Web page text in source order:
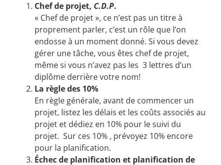
Chef de projet, C.D.P.
« Chef de projet », ce n’est pas un titre à
proprement parler, c’est un rôle que l’on
endosse à un moment donné. Si vous devez
gérer une tâche, vous êtes chef de projet,
même si vous n’avez pas les 3 lettres d’un
diplôme derrière votre nom!
La règle des 10%
En règle générale, avant de commencer un
projet, listez les délais et les coûts associés au
projet et dédiez en 10% pour le suivi du
projet. Sur ces 10% , prévoyez 10% encore
pour la planification.
Échec de planification et planification de